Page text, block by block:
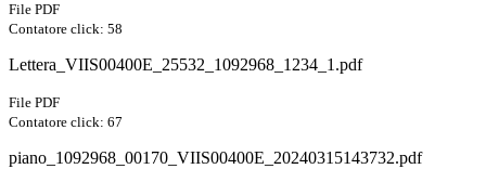
File PDF
Contatore click: 58
Lettera_VIIS00400E_25532_1092968_1234_1.pdf
File PDF
Contatore click: 67
piano_1092968_00170_VIIS00400E_20240315143732.pdf